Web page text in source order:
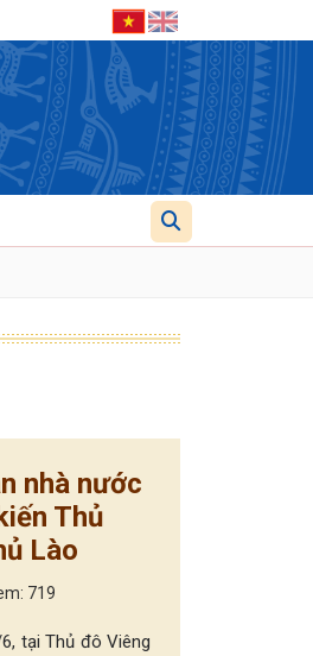
nhà nước
Thủ
Lào
719
tại Thủ đô Viêng